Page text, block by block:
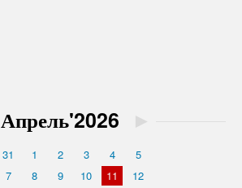
Апрель'2026 ►
31 1 2 3 4
5
7 8 9 10 11
12